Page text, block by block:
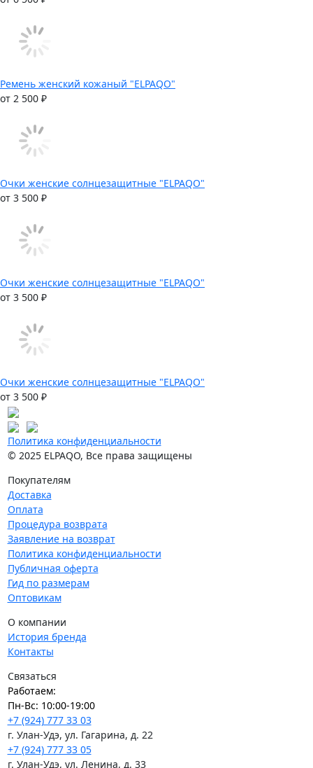
Ремень женский кожаный "ELPAQO"
от 2 500 ₽
Очки женские солнцезащитные "ELPAQO"
от 3 500 ₽
Очки женские солнцезащитные "ELPAQO"
от 3 500 ₽
Очки женские солнцезащитные "ELPAQO"
от 3 500 ₽
Политика конфиденциальности
© 2025 ELPAQO, Все права защищены
Покупателям
Доставка
Оплата
Процедура возврата
Заявление на возврат
Политика конфиденциальности
Публичная оферта
Гид по размерам
Оптовикам
О компании
История бренда
Контакты
Связаться
Работаем:
Пн-Вс: 10:00-19:00
+7 (924) 777 33 03
г. Улан-Удэ, ул. Гагарина, д. 22
+7 (924) 777 33 05
г. Улан-Удэ, ул. Ленина, д. 33